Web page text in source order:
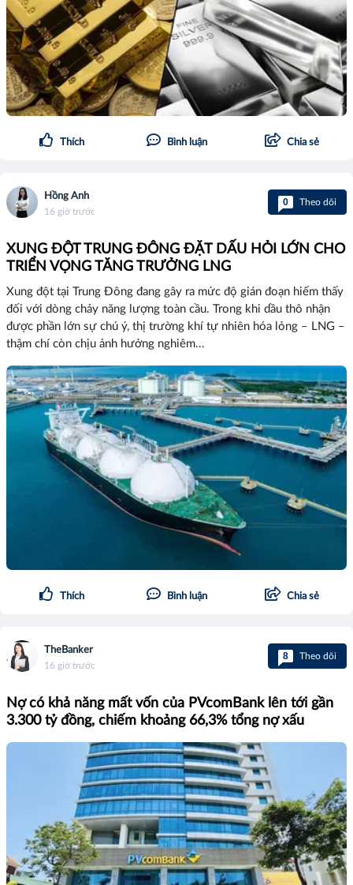
Thích Bình luận Chia sẻ
Hồng Anh
16 giờ trước
0 Theo dõi
XUNG ĐỘT TRUNG ĐÔNG ĐẶT DẤU HỎI LỚN CHO
TRIỂN VỌNG TĂNG TRƯỞNG LNG
Xung đột tại Trung Đông đang gây ra mức độ gián đoạn hiếm thấy
đối với dòng chảy năng lượng toàn cầu. Trong khi dầu thô nhận
được phần lớn sự chú ý, thị trường khí tự nhiên hóa lỏng – LNG –
thậm chí còn chịu ảnh hưởng nghiêm...
Thích Bình luận Chia sẻ
TheBanker
16 giờ trước
8 Theo dõi
Nợ có khả năng mất vốn của PVcomBank lên tới gần
3.300 tỷ đồng, chiếm khoảng 66,3% tổng nợ xấu